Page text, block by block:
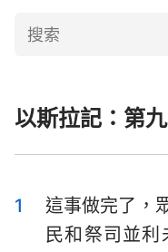
申命記
撒母耳記上
歷代志上
以斯拉記
以斯拉記：第
1
這事做完了，
民和祭司並